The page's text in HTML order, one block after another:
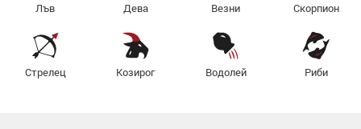
Лъв Дева Везни Скорпион
Стрелец Козирог Водолей Риби